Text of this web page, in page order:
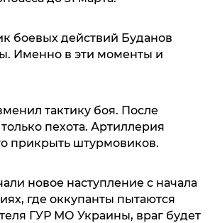
боевых действий Буданов
Именно в эти моменты и
тактику боя. После
пехота. Артиллерия
прикрыть штурмовиков.
новое наступление с начала
где оккупанты пытаются
ГУР МО Украины, враг будет